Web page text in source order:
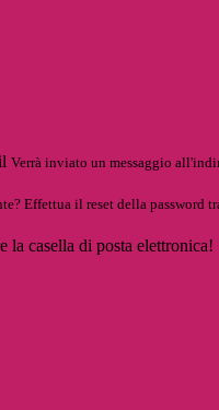
Verrà inviato un messaggio
Effettua il reset della password
la casella di posta elettronica!